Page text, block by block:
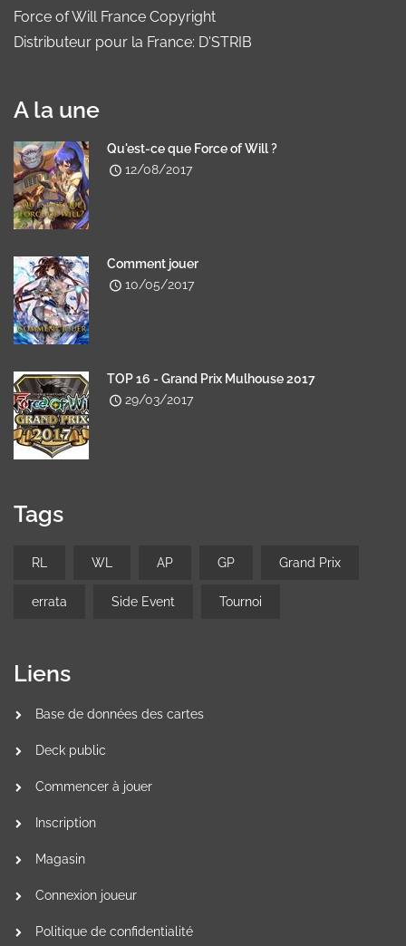
Force of Will France Copyright
Distributeur pour la France: D'STRIB
A la une
Qu'est-ce que Force of Will ?
12/08/2017
Comment jouer
10/05/2017
TOP 16 - Grand Prix Mulhouse 2017
29/03/2017
Tags
RL WL AP GP Grand Prix
errata Side Event Tournoi
Liens
Base de données des cartes
Deck public
Commencer à jouer
Inscription
Magasin
Connexion joueur
Politique de confidentialité